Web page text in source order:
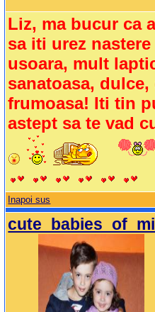
Liz, ma bucur ca
sa iti urez
usoara, mult
sanatoasa,
frumoasa! Iti tin
astept sa te vad
Inapoi sus